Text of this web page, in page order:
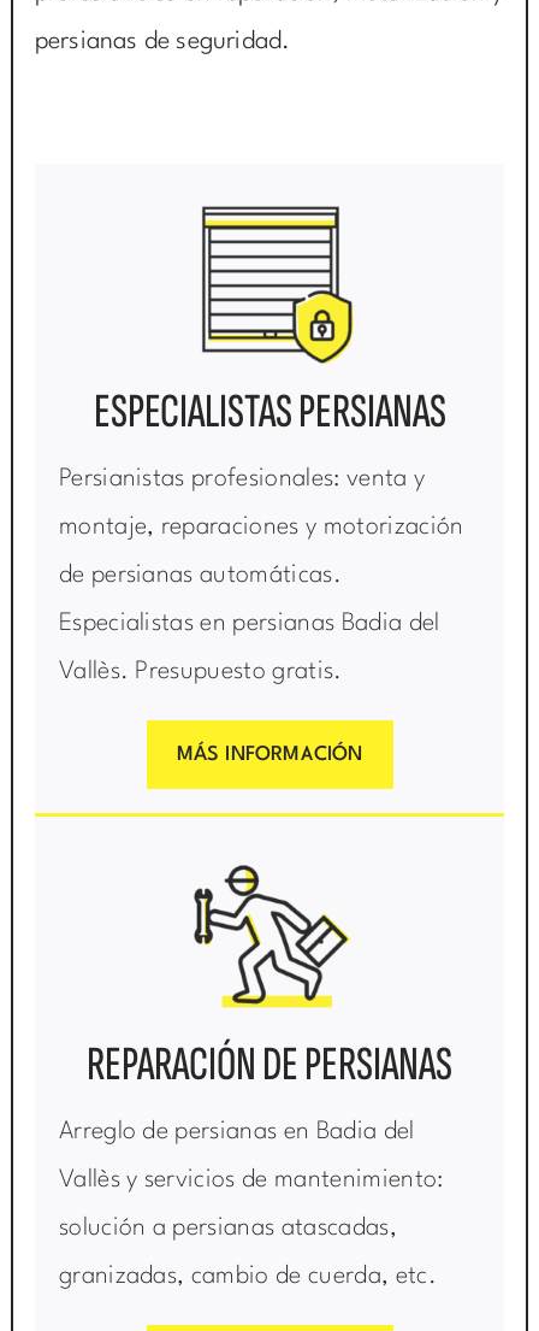
persianas de seguridad.
ESPECIALISTAS PERSIANAS
Persianistas profesionales: venta y
montaje, reparaciones y motorización
de persianas automáticas.
Especialistas en persianas Badia del
Vallès. Presupuesto gratis.
MÁS INFORMACIÓN
REPARACIÓN DE PERSIANAS
Arreglo de persianas en Badia del
Vallès y servicios de mantenimiento:
solución a persianas atascadas,
granizadas, cambio de cuerda, etc.